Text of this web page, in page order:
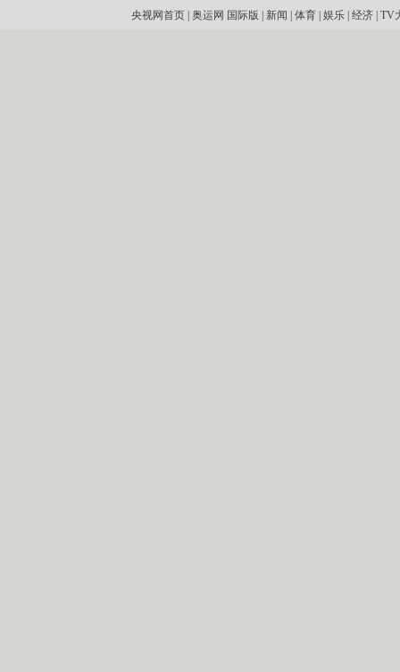
央视网首页| 奥运网 国际版 新闻 体育| 娱乐| 经济| TV